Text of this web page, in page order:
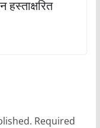
Required